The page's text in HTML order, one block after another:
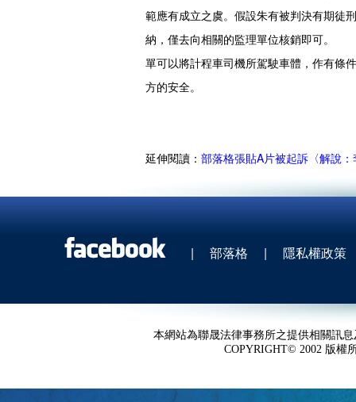
範應有成立之虞。假設朱有被判決有期徒
納，僅去向相關的監理單位核銷即可。
單可以將計程車司機所駕駛車體，作有條
方的安全。
延伸閱讀： 部落格張貼A片被起訴〈解說
| 部落格 | 隱私權政策
本網站為聯晟法律事務所之提供相關訊
COPYRIGHT© 2002 版權